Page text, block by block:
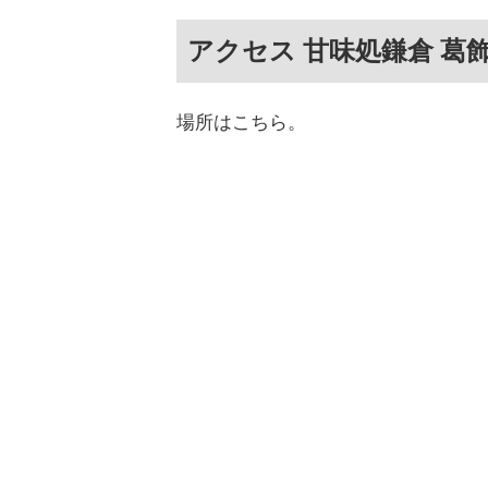
アクセス 甘味処鎌倉 葛
場所はこちら。